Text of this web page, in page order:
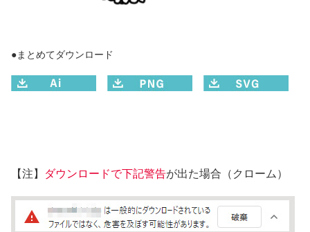
●まとめてダウンロード
【注】 ダウンロードで下記警告が出た場合（クローム）